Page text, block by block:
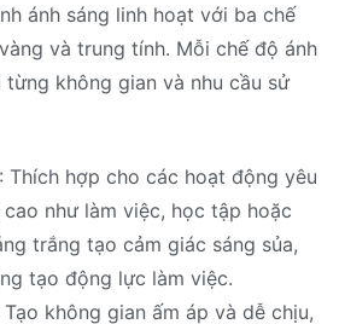
ánh sáng linh hoạt với ba chế
và trung tính. Mỗi chế độ ánh
không gian và nhu cầu sử
Thích hợp cho các hoạt động yêu
như làm việc, học tập hoặc
trắng tạo cảm giác sáng sủa,
tạo động lực làm việc.
không gian ấm áp và dễ chịu,